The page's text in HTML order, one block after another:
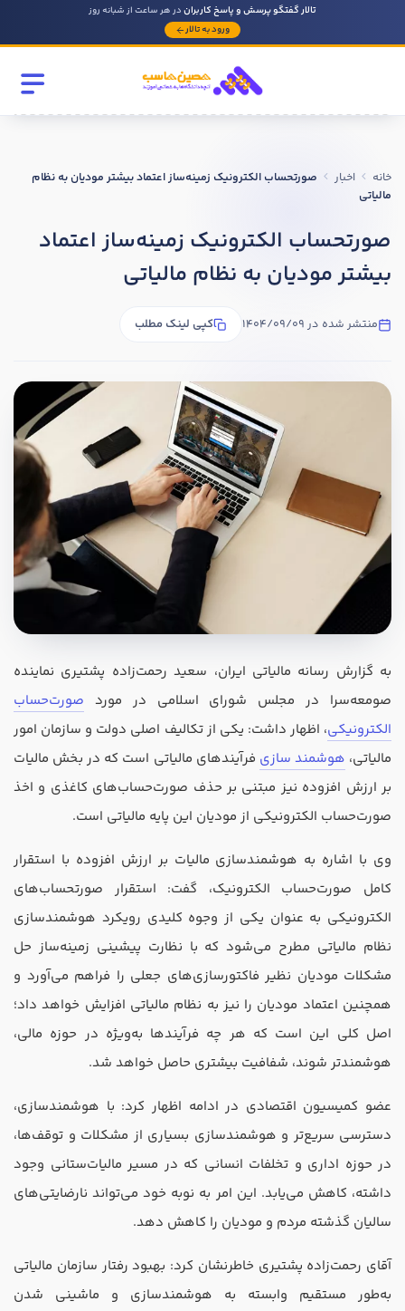
تالار گفتگو پرسش و پاسخ کاربراندر هر ساعت از شبانه روز
ورود به تالار
خانه اخبار
صورتحساب‌ الکترونیک زمینه‌ساز اعتماد بیشتر مودیان به نظام
مالیاتی
صورتحساب‌ الکترونیک زمینه‌ساز اعتماد
بیشتر مودیان به نظام مالیاتی
منتشر شده در 1404/09/09 کپی لینک مطلب
به گزارش رسانه مالیاتی ایران، سعید رحمت‌زاده پشتیری نماینده
صومعه‌سرا در مجلس شورای اسلامی در مورد صورت‌حساب
الکترونیکی، اظهار داشت: یکی از تکالیف اصلی دولت و سازمان امور
مالیاتی، هوشمند سازی فرآیندهای مالیاتی است که در بخش مالیات
بر ارزش افزوده نیز مبتنی بر حذف صورت‌حساب‌های کاغذی و اخذ
صورت‌حساب الکترونیکی از مودیان این پایه مالیاتی است.
وی با اشاره به هوشمندسازی مالیات بر ارزش افزوده با استقرار
کامل صورت‌حساب الکترونیک، گفت: استقرار صورتحساب‌های
الکترونیکی به عنوان یکی از وجوه کلیدی رویکرد هوشمندسازی
نظام مالیاتی مطرح می‌شود که با نظارت پیشینی زمینه‌ساز حل
مشکلات مودیان نظیر فاکتورسازی‌های جعلی را فراهم می‌آورد و
همچنین اعتماد مودیان را نیز به نظام مالیاتی افزایش خواهد داد؛
اصل کلی این است که هر چه فرآیندها به‌ویژه در حوزه مالی،
هوشمندتر شوند، شفافیت بیشتری حاصل خواهد شد.
عضو کمیسیون اقتصادی در ادامه اظهار کرد: با هوشمندسازی،
دسترسی سریع‌تر و هوشمندسازی بسیاری از مشکلات و توقف‌ها،
در حوزه اداری و تخلفات انسانی که در مسیر مالیات‌ستانی وجود
داشته، کاهش می‌یابد. این امر به نوبه خود می‌تواند نارضایتی‌های
سالیان گذشته مردم و مودیان را کاهش دهد.
آقای رحمت‌زاده پشتیری خاطرنشان کرد: بهبود رفتار سازمان مالیاتی
به‌طور مستقیم وابسته به هوشمندسازی و ماشینی شدن
سابقه کار حسابداری
روحیه رهبری دارید ؟
خیر
در صورتی که سابقه دارید ، چه مهارت هایی در حسابداری دارید؟
ارتقا
استخدام و شروع کار حسابداری
هدف بلند مدت شما از آموزش چیست ؟
ثبت شرکت حسابداری
تدریس
کار آفرینی
ارتقا به حسابدار حرفه ای
درخواست تعیین سطح